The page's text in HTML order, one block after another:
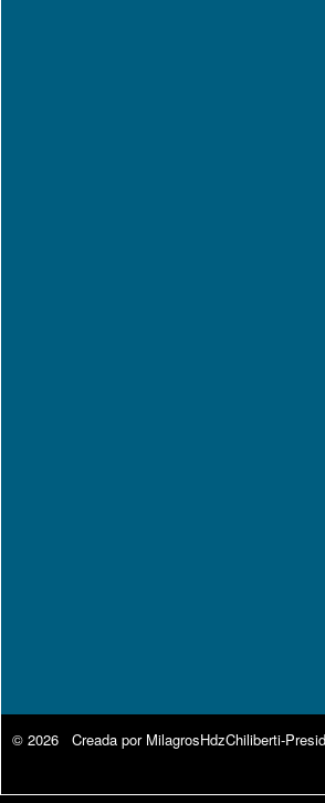
© 2026 Creada por MilagrosHdzChiliberti-